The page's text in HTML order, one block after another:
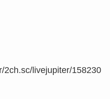
2ch.sc/livejupiter/158230